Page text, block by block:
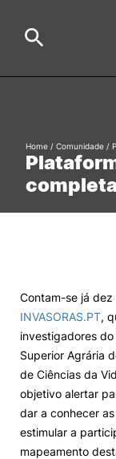
Estudar
International
Ofertas de
Loja da
Mudança de
Formative
Home / Comunidade /
Contam-se já
INVASORAS.PT,
investigadores do
Superior Agrária
de Ciências da
objetivo alertar
dar a conhecer
estimular a
mapeamento